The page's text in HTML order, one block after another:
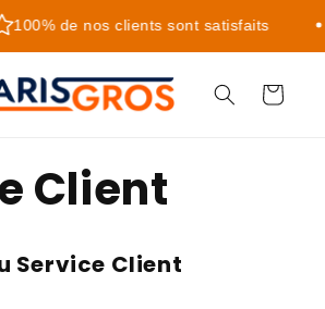
100% de nos clients sont satisfaits
Panier
Client
Service Client